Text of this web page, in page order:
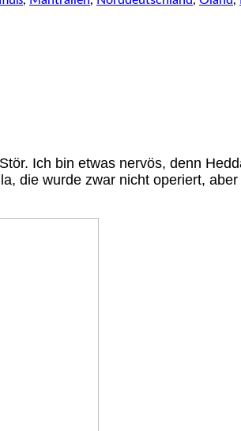
Ich bin etwas nervös, denn
die wurde zwar nicht operiert,